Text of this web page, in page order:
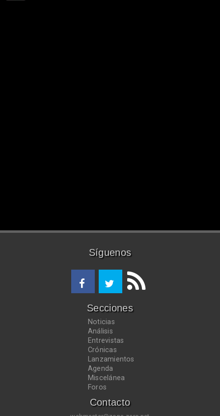
Síguenos
Secciones
Noticias
Análisis
Entrevistas
Crónicas
Lanzamientos
Agenda
Miscelánea
Foros
Contacto